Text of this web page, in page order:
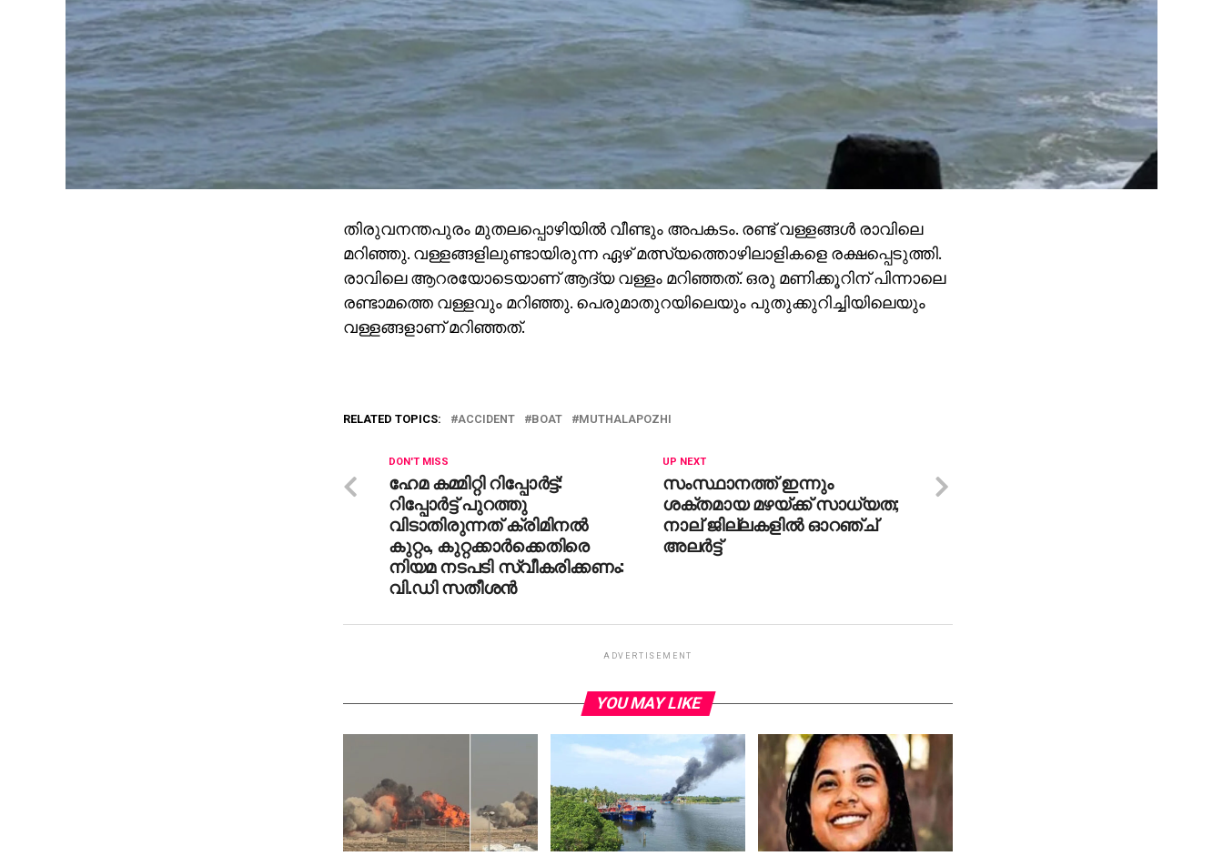
തിരുവനന്തപുരം മുതലപ്പൊഴിയിൽ വീണ്ടും അപകടം. രണ്ട് വള്ളങ്ങൾ രാവിലെ
മറിഞ്ഞു. വള്ളങ്ങളിലുണ്ടായിരുന്ന ഏഴ് മത്സ്യത്തൊഴിലാളികളെ രക്ഷപ്പെടുത്തി.
രാവിലെ ആറരയോടെയാണ് ആദ്യ വള്ളം മറിഞ്ഞത്. ഒരു മണിക്കൂറിന് പിന്നാലെ
രണ്ടാമത്തെ വള്ളവും മറിഞ്ഞു. പെരുമാതുറയിലെയും പുതുക്കുറിച്ചിയിലെയും
വള്ളങ്ങളാണ് മറിഞ്ഞത്.
RELATED TOPICS: ACCIDENT BOAT MUTHALAPOZHI
UP NEXT
സംസ്ഥാനത്ത് ഇന്നും
ശക്തമായ മഴയ്ക്ക് സാധ്യത;
നാല് ജില്ലകളിൽ ഓറഞ്ച്
അലർട്ട്
DON'T MISS
ഹേമ കമ്മിറ്റി റിപ്പോര്‍ട്ട്:
റിപ്പോര്‍ട്ട് പുറത്തു
വിടാതിരുന്നത് ക്രിമിനല്‍
കുറ്റം, കുറ്റക്കാര്‍ക്കെതിരെ
നിയമ നടപടി സ്വീകരിക്കണം:
വി.ഡി സതീശന്‍
ADVERTISEMENT
YOU MAY LIKE